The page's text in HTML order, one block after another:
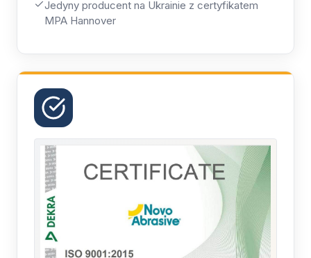
Jedyny producent na Ukrainie z certyfikatem
MPA Hannover